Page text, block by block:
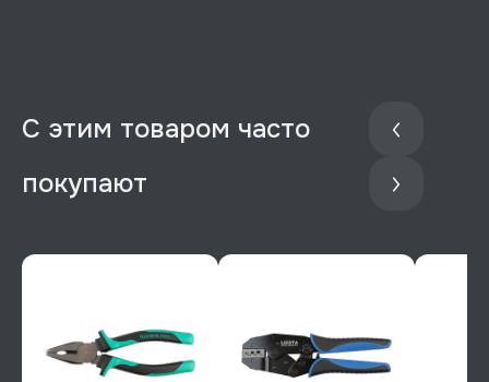
С этим товаром часто
покупают